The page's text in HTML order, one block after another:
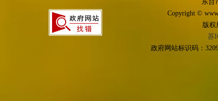
Copyright ©
版权
苏
政府网站标识码：